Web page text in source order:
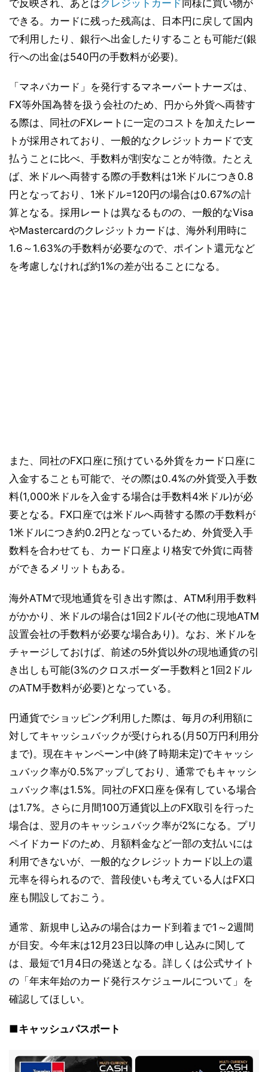
で反映され、あとはクレジットカード 同様に買い物が
できる。カードに残った残高は、日本円に戻して国内
で利用したり、銀行へ出金したりすることも可能だ(銀
行への出金は540円の手数料が必要)。
「マネパカード」を発行するマネーパートナーズは、
FX等外国為替を扱う会社のため、円から外貨へ両替す
る際は、同社のFXレートに一定のコストを加えたレー
トが採用されており、一般的なクレジットカードで支
払うことに比べ、手数料が割安なことが特徴。たとえ
ば、米ドルへ両替する際の手数料は1米ドルにつき0.8
円となっており、1米ドル=120円の場合は0.67%の計
算となる。採用レートは異なるものの、一般的なVisa
やMastercardのクレジットカードは、海外利用時に
1.6～1.63%の手数料が必要なので、ポイント還元など
を考慮しなければ約1%の差が出ることになる。
また、同社のFX口座に預けている外貨をカード口座に
入金することも可能で、その際は0.4%の外貨受入手数
料(1,000米ドルを入金する場合は手数料4米ドル)が必
要となる。FX口座では米ドルへ両替する際の手数料が
1米ドルにつき約0.2円となっているため、外貨受入手
数料を合わせても、カード口座より格安で外貨に両替
ができるメリットもある。
海外ATMで現地通貨を引き出す際は、ATM利用手数料
がかかり、米ドルの場合は1回2ドル(その他に現地ATM
設置会社の手数料が必要な場合あり)。なお、米ドルを
チャージしておけば、前述の5外貨以外の現地通貨の引
き出しも可能(3%のクロスボーダー手数料と1回2ドル
のATM手数料が必要)となっている。
円通貨でショッピング利用した際は、毎月の利用額に
対してキャッシュバックが受けられる(月50万円利用分
まで)。現在キャンペーン中(終了時期未定)でキャッシ
ュバック率が0.5%アップしており、通常でもキャッシ
ュバック率は1.5%。同社のFX口座を保有している場合
は1.7%。さらに月間100万通貨以上のFX取引を行った
場合は、翌月のキャッシュバック率が2%になる。プリ
ペイドカードのため、月額料金など一部の支払いには
利用できないが、一般的なクレジットカード以上の還
元率を得られるので、普段使いも考えている人はFX口
座も開設しておこう。
通常、新規申し込みの場合はカード到着まで1～2週間
が目安。今年末は12月23日以降の申し込みに関して
は、最短で1月4日の発送となる。詳しくは公式サイト
の「年末年始のカード発行スケジュールについて」を
確認してほしい。
■キャッシュパスポート